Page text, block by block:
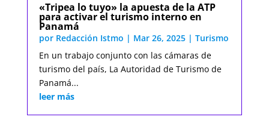
«Tripea lo tuyo» la apuesta de la ATP
para activar el turismo interno en
Panamá
por Redacción Istmo | Mar 26, 2025| Turismo
En un trabajo conjunto con las cámaras de
turismo del país, La Autoridad de Turismo de
Panamá...
leer más